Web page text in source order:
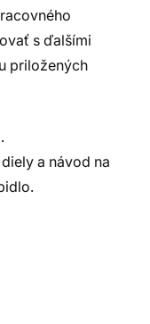
s ďalšími
priložených
a návod na